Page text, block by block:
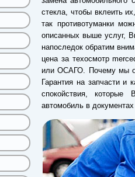
стекла, чтобы вклеить
так противотуманки
описанных выше услуг,
напоследок обратим
цена за техосмотр
или ОСАГО. Почему мы
Гарантия на запчасти и
спокойствия,
автомобиль в